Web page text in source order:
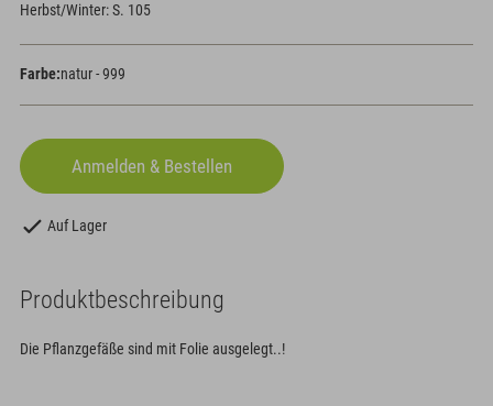
Herbst/Winter: S. 105
Farbe:natur - 999
Auf Lager
Produktbeschreibung
Die Pflanzgefäße sind mit Folie ausgelegt..!